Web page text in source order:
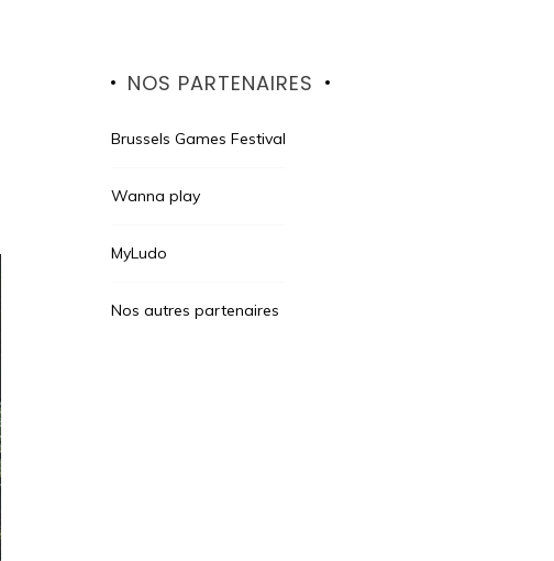
NOS PARTENAIRES
Brussels Games Festival
Wanna play
MyLudo
Nos autres partenaires